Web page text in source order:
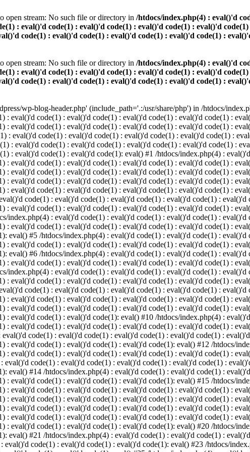
open stream: No such file or directory in /htdocs/index.php(4) : eval()'d
: eval()'d code(1) : eval()'d code(1) : eval()'d code(1) : eval()'d
code(1) : eval()'d code(1) : eval()'d code(1) : eval()'d code(1) :
open stream: No such file or directory in /htdocs/index.php(4) : eval()'d
: eval()'d code(1) : eval()'d code(1) : eval()'d code(1) : eval()'d
code(1) : eval()'d code(1) : eval()'d code(1) : eval()'d code(1) :
wp-blog-header.php' (include_path='.:/usr/share/php') in /htdocs/
: eval()'d code(1) : eval()'d code(1) : eval()'d code(1) : eval()'d code(1) :
: eval()'d code(1) : eval()'d code(1) : eval()'d code(1) : eval()'d code(1) :
: eval()'d code(1) : eval()'d code(1) : eval()'d code(1) : eval()'d code(1) :
: eval()'d code(1) : eval()'d code(1) : eval()'d code(1) : eval()'d code(1) :
: eval()'d code(1) : eval()'d code(1): eval() #1 /htdocs/index.php(4) :
: eval()'d code(1) : eval()'d code(1) : eval()'d code(1) : eval()'d code(1) :
: eval()'d code(1) : eval()'d code(1) : eval()'d code(1) : eval()'d code(1) :
: eval()'d code(1) : eval()'d code(1) : eval()'d code(1) : eval()'d code(1) :
: eval()'d code(1) : eval()'d code(1) : eval()'d code(1) : eval()'d code(1) :
code(1) : eval()'d code(1) : eval()'d code(1) : eval()'d code(1) :
: eval()'d code(1) : eval()'d code(1) : eval()'d code(1) : eval()'d code(1) :
index.php(4) : eval()'d code(1) : eval()'d code(1) : eval()'d code(1) :
: eval()'d code(1) : eval()'d code(1) : eval()'d code(1) : eval()'d code(1) :
eval() #5 /htdocs/index.php(4) : eval()'d code(1) : eval()'d code(1) :
: eval()'d code(1) : eval()'d code(1) : eval()'d code(1) : eval()'d code(1) :
eval() #6 /htdocs/index.php(4) : eval()'d code(1) : eval()'d code(1) :
: eval()'d code(1) : eval()'d code(1) : eval()'d code(1) : eval()'d code(1) :
index.php(4) : eval()'d code(1) : eval()'d code(1) : eval()'d code(1) :
: eval()'d code(1) : eval()'d code(1) : eval()'d code(1) : eval()'d code(1) :
code(1) : eval()'d code(1) : eval()'d code(1) : eval()'d code(1) :
: eval()'d code(1) : eval()'d code(1) : eval()'d code(1) : eval()'d code(1) :
: eval()'d code(1) : eval()'d code(1) : eval()'d code(1) : eval()'d code(1) :
: eval()'d code(1) : eval()'d code(1): eval() #10 /htdocs/index.php(4) :
: eval()'d code(1) : eval()'d code(1) : eval()'d code(1) : eval()'d code(1) :
code(1) : eval()'d code(1) : eval()'d code(1) : eval()'d code(1) :
: eval()'d code(1) : eval()'d code(1) : eval()'d code(1): eval() #12 /htdocs/
: eval()'d code(1) : eval()'d code(1) : eval()'d code(1) : eval()'d code(1) :
code(1) : eval()'d code(1) : eval()'d code(1) : eval()'d code(1) :
eval() #14 /htdocs/index.php(4) : eval()'d code(1) : eval()'d code(1) :
: eval()'d code(1) : eval()'d code(1) : eval()'d code(1): eval() #15 /htdocs/
: eval()'d code(1) : eval()'d code(1) : eval()'d code(1) : eval()'d code(1) :
: eval()'d code(1) : eval()'d code(1) : eval()'d code(1) : eval()'d code(1) :
: eval()'d code(1) : eval()'d code(1) : eval()'d code(1) : eval()'d code(1) :
: eval()'d code(1) : eval()'d code(1) : eval()'d code(1) : eval()'d code(1) :
: eval()'d code(1) : eval()'d code(1) : eval()'d code(1): eval() #20 /htdocs/
eval() #21 /htdocs/index.php(4) : eval()'d code(1) : eval()'d code(1) :
code(1) : eval()'d code(1) : eval()'d code(1): eval() #23 /htdocs/